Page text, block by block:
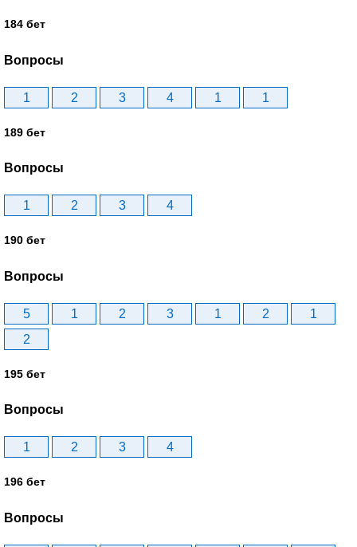
184 бет
Вопросы
1 2 3 4 1 1
189 бет
Вопросы
1 2 3 4
190 бет
Вопросы
5 1 2 3 1 2
1
2
195 бет
Вопросы
1 2 3 4
196 бет
Вопросы